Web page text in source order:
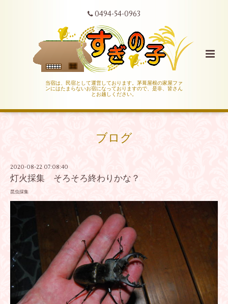
0494-54-0963
当宿は、民宿として運営しております。茅葺屋根の家屋ファ
ンにはたまらないお宿になっておりますので、是非、皆さん
とお越しください。
ブログ
2020-08-22 07:08:40
灯火採集 そろそろ終わりかな？
昆虫採集